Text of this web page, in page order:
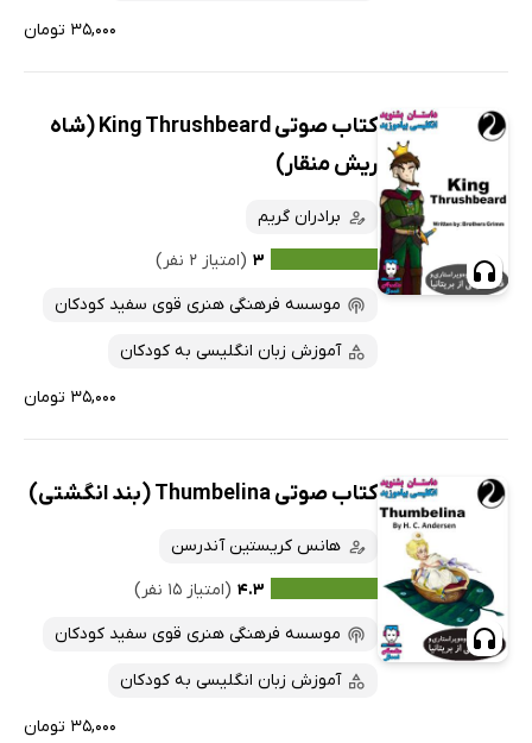
۳۵,۰۰۰ تومان
کتاب صوتی King Thrushbeard (شاه
ریش منقار)
برادران گریم
۳ (امتیاز ۲ نفر)
موسسه فرهنگی هنری قوی سفید کودکان
آموزش زبان انگلیسی به کودکان
۳۵,۰۰۰ تومان
کتاب صوتی Thumbelina (بند انگشتی)
هانس کریستین آندرسن
۴.۳ (امتیاز ۱۵ نفر)
موسسه فرهنگی هنری قوی سفید کودکان
آموزش زبان انگلیسی به کودکان
۳۵,۰۰۰ تومان